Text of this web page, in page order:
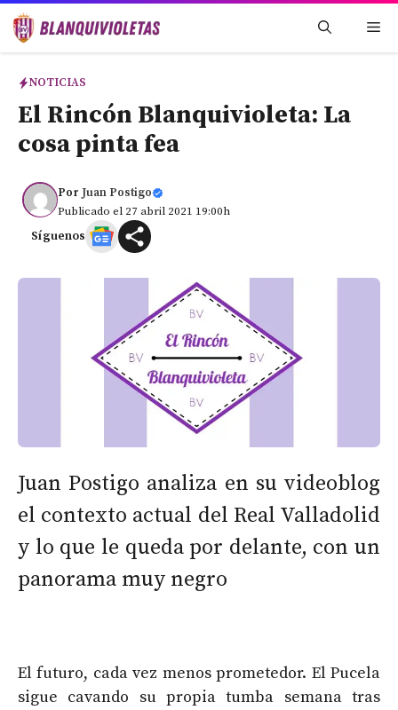
Saltar
NOTICIAS
El Rincón Blanquivioleta: La
cosa pinta fea
Por Juan Postigo
Publicado el 27 abril 2021 19:00h
Síguenos
Juan Postigo analiza en su videoblog
el contexto actual del Real Valladolid
y lo que le queda por delante, con un
panorama muy negro
El futuro, cada vez menos prometedor. El Pucela
sigue cavando su propia tumba semana tras